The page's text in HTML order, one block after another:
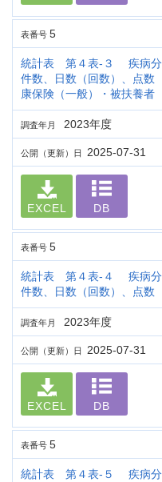
表番号 5
統計表 第４表-３ 疾病分
件数、日数（回数）、点
康保険（一般）・被扶養者
調査年月 2023年度
公開（更新）日 2025-07-31
EXCEL DB
表番号 5
統計表 第４表-４ 疾病分
件数、日数（回数）、点
調査年月 2023年度
公開（更新）日 2025-07-31
EXCEL DB
表番号 5
統計表 第４表-５ 疾病分